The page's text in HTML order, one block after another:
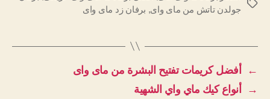
الوسوم
جولدن تاتش من ماى واى, برفان زد ماى واى
←
أفضل كريمات تفتيح البشرة من ماى واى
→
أنواع كيك ماي واي الشهية